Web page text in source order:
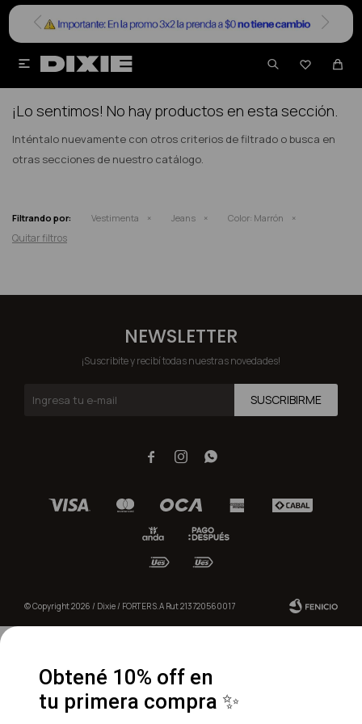


NO SE HAN RECUPERADO PRODUCTOS
¡Lo sentimos! No hay productos en esta sección.
Inténtalo nuevamente con otros criterios de filtrado o busca en
otras secciones de nuestro catálogo.
Filtrando por: Vestimenta Jeans Color: Marrón
Quitar filtros
NEWSLETTER
¡Suscribite y recibí todas nuestras novedades!
SUSCRIBIRME
  
© Copyright 2026 / Dixie / FORTER S.A Rut 213720560017
Obtené 10% off en
tu primera compra ✨